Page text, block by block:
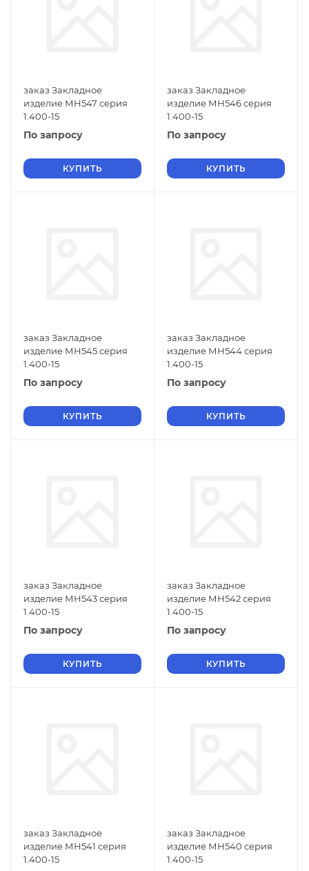
заказ Закладное
изделие МН547 серия
1.400-15
По запросу
КУПИТЬ
заказ Закладное
изделие МН546 серия
1.400-15
По запросу
КУПИТЬ
заказ Закладное
изделие МН545 серия
1.400-15
По запросу
КУПИТЬ
заказ Закладное
изделие МН544 серия
1.400-15
По запросу
КУПИТЬ
заказ Закладное
изделие МН543 серия
1.400-15
По запросу
КУПИТЬ
заказ Закладное
изделие МН542 серия
1.400-15
По запросу
КУПИТЬ
заказ Закладное
изделие МН541 серия
1.400-15
заказ Закладное
изделие МН540 серия
1.400-15